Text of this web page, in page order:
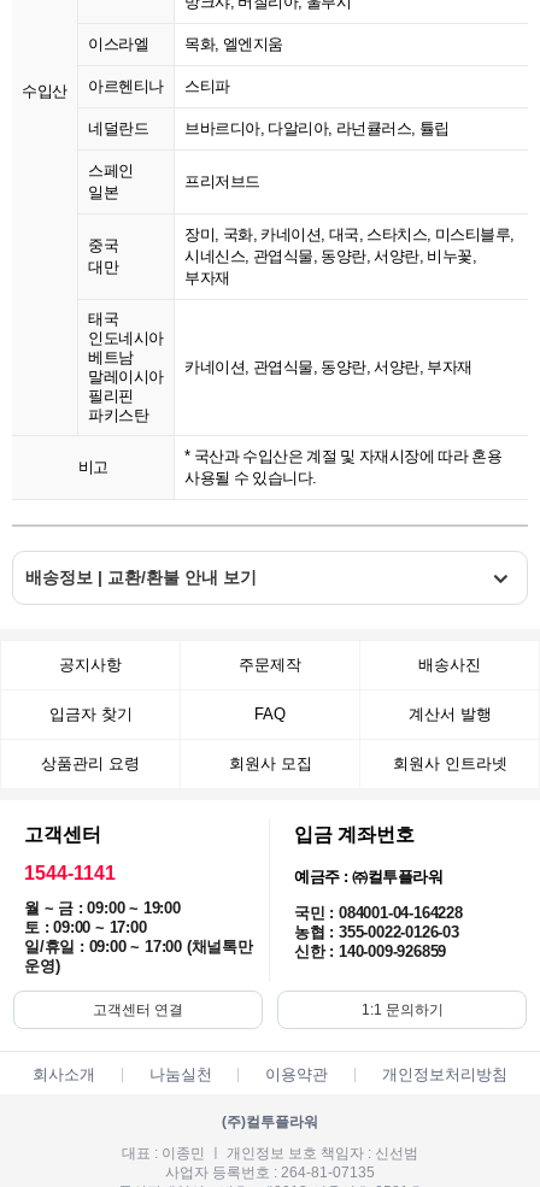
수입산
이스라엘 목화, 엘엔지움
아르헨티나 스티파
네덜란드 브바르디아, 다알리아, 라넌큘러스, 튤립
스페인
일본
프리저브드
중국
대만
장미, 국화, 카네이션, 대국, 스타치스, 미스티블루,
시네신스, 관엽식물, 동양란, 서양란, 비누꽃,
부자재
태국
인도네시아
베트남
말레이시아
필리핀
파키스탄
카네이션, 관엽식물, 동양란, 서양란, 부자재
비고
* 국산과 수입산은 계절 및 자재시장에 따라 혼용
사용될 수 있습니다.
배송정보 | 교환/환불 안내 보기
공지사항 주문제작 배송사진
입금자 찾기 FAQ 계산서 발행
상품관리 요령 회원사 모집 회원사 인트라넷
고객센터
1544-1141
월 ~ 금 : 09:00 ~ 19:00
토 : 09:00 ~ 17:00
일/휴일 : 09:00 ~ 17:00 (채널톡만
운영)
입금 계좌번호
예금주 : ㈜컬투플라워
국민 : 084001-04-164228
농협 : 355-0022-0126-03
신한 : 140-009-926859
고객센터 연결 1:1 문의하기
회사소개 나눔실천 이용약관 개인정보처리방침
(주)컬투플라워
대표 : 이종민 ㅣ 개인정보 보호 책임자 : 신선범
사업자 등록번호 : 264-81-07135